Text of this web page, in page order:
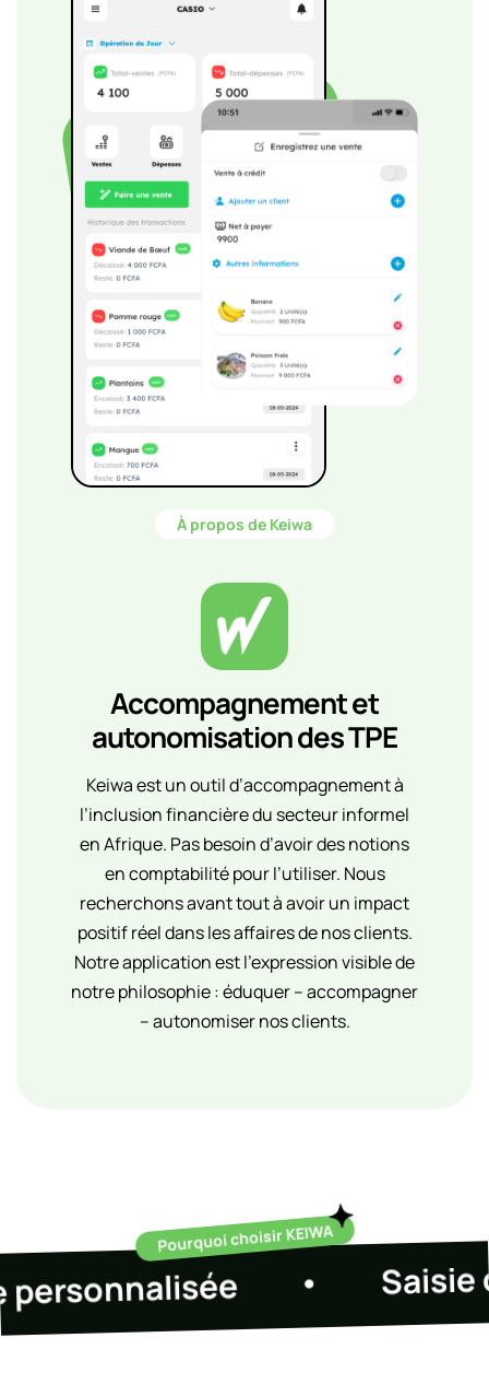
À propos de Keiwa
Accompagnement et
autonomisation des TPE
Keiwa est un outil d’accompagnement à
l’inclusion financière du secteur informel
en Afrique. Pas besoin d’avoir des notions
en comptabilité pour l’utiliser. Nous
recherchons avant tout à avoir un impact
positif réel dans les affaires de nos clients.
Notre application est l’expression visible de
notre philosophie : éduquer – accompagner
– autonomiser nos clients.
Pourquoi choisir KEIWA
• Saisie des